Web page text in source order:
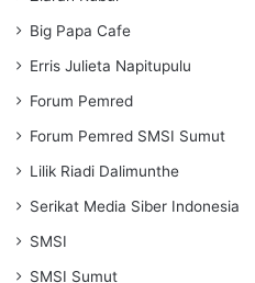
Big Papa Cafe
Erris Julieta Napitupulu
Forum Pemred
Forum Pemred SMSI Sumut
Lilik Riadi Dalimunthe
Serikat Media Siber Indonesia
SMSI
SMSI Sumut